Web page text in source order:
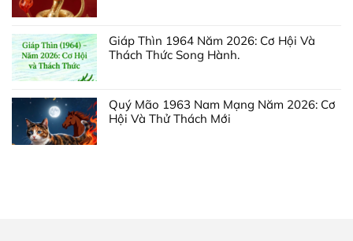
Giáp Thìn 1964 Năm 2026: Cơ Hội Và
Thách Thức Song Hành.
Quý Mão 1963 Nam Mạng Năm 2026: Cơ
Hội Và Thử Thách Mới